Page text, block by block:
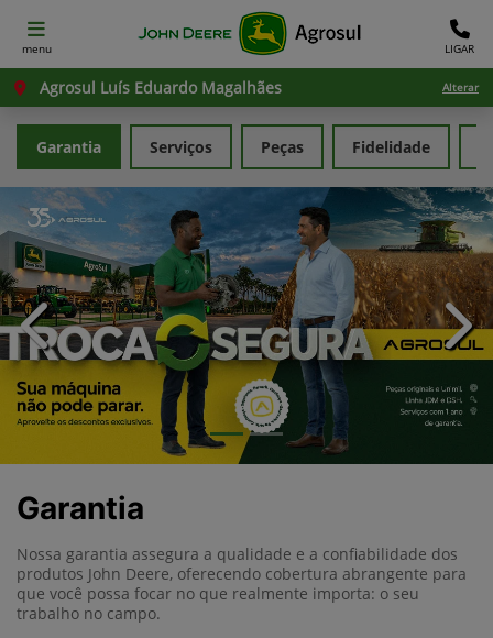
menu LIGAR
Agrosul Luís Eduardo Magalhães Alterar
Serviços Peças
Garantia Fidelidade
templates.template-
Garantia
Nossa garantia assegura a qualidade e a confiabilidade dos
produtos John Deere, oferecendo cobertura abrangente para
que você possa focar no que realmente importa: o seu
trabalho no campo.